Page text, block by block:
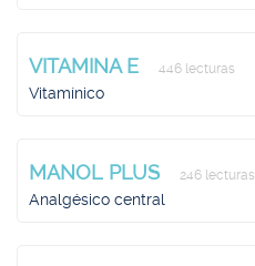
VITAMINA E 446 lecturas
Vitamínico
MANOL PLUS 246 lecturas
Analgésico central